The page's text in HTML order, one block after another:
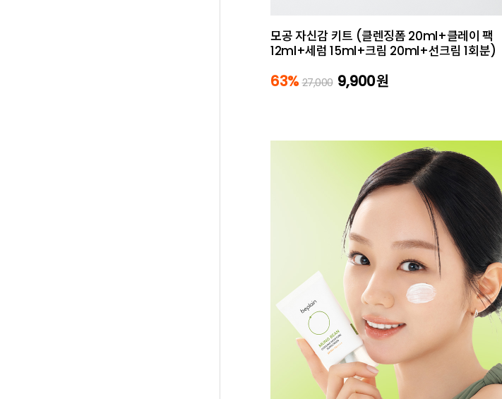
모공 자신감 키트 (클렌징폼 20ml+클레이 팩
12ml+세럼 15ml+크림 20ml+선크림 1회분)
63% 27,000 9,900원